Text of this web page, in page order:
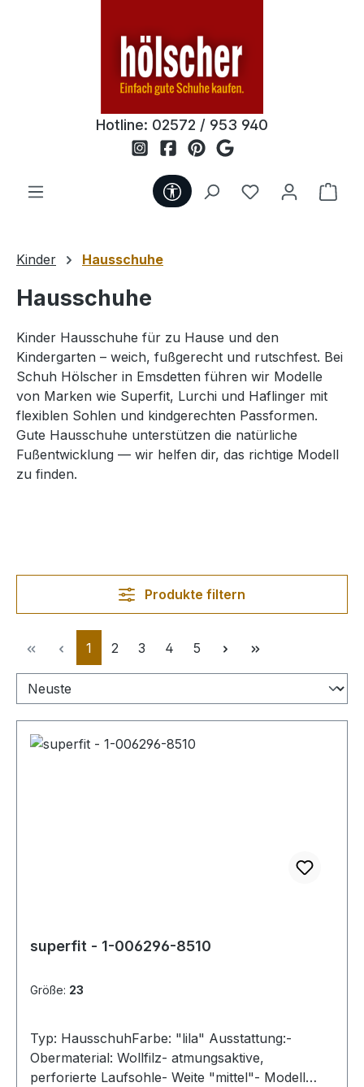
Hotline: 02572 / 953 940
Werkzeugleiste anzeigen
Du hast 0
Kinder Hausschuhe
Hausschuhe
Kinder Hausschuhe für zu Hause und den
Kindergarten – weich, fußgerecht und rutschfest. Bei
Schuh Hölscher in Emsdetten führen wir Modelle
von Marken wie Superfit, Lurchi und Haflinger mit
flexiblen Sohlen und kindgerechten Passformen.
Gute Hausschuhe unterstützen die natürliche
Fußentwicklung — wir helfen dir, das richtige Modell
zu finden.
Produkte filtern
Seite
1 Seite
2 Seite
3 Seite
4 Seite
5
superfit - 1-006296-8510
Größe: 23
Typ: HausschuhFarbe: "lila" Ausstattung:-
Obermaterial: Wollfilz- atmungsaktive,
perforierte Laufsohle- Weite "mittel"- Modell